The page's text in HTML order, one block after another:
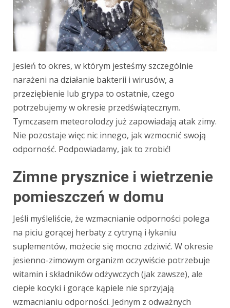
Jesień to okres, w którym jesteśmy szczególnie
narażeni na działanie bakterii i wirusów, a
przeziębienie lub grypa to ostatnie, czego
potrzebujemy w okresie przedświątecznym.
Tymczasem meteorolodzy już zapowiadają atak zimy.
Nie pozostaje więc nic innego, jak wzmocnić swoją
odporność. Podpowiadamy, jak to zrobić!
Zimne prysznice i wietrzenie
pomieszczeń w domu
Jeśli myśleliście, że wzmacnianie odporności polega
na piciu gorącej herbaty z cytryną i łykaniu
suplementów, możecie się mocno zdziwić. W okresie
jesienno-zimowym organizm oczywiście potrzebuje
witamin i składników odżywczych (jak zawsze), ale
ciepłe kocyki i gorące kąpiele nie sprzyjają
wzmacnianiu odporności. Jednym z odważnych